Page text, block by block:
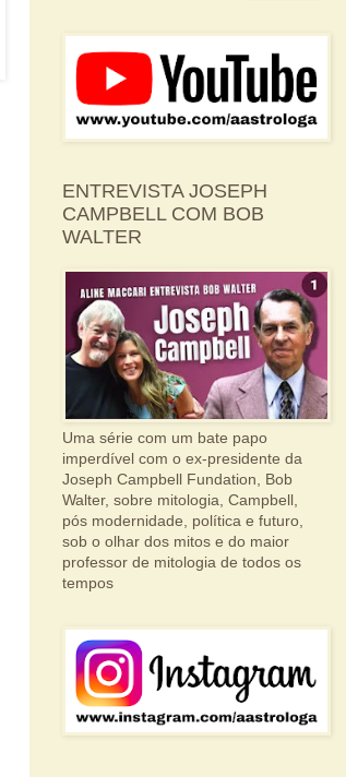
ENTREVISTA JOSEPH
CAMPBELL COM BOB
WALTER
Uma série com um bate papo
imperdível com o ex-presidente da
Joseph Campbell Fundation, Bob
Walter, sobre mitologia, Campbell,
pós modernidade, política e futuro,
sob o olhar dos mitos e do maior
professor de mitologia de todos os
tempos